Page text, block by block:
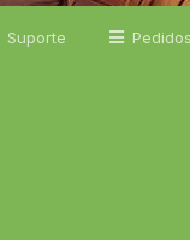
Suporte Pedidos